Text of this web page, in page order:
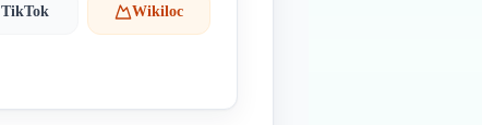
TikTok Wikiloc